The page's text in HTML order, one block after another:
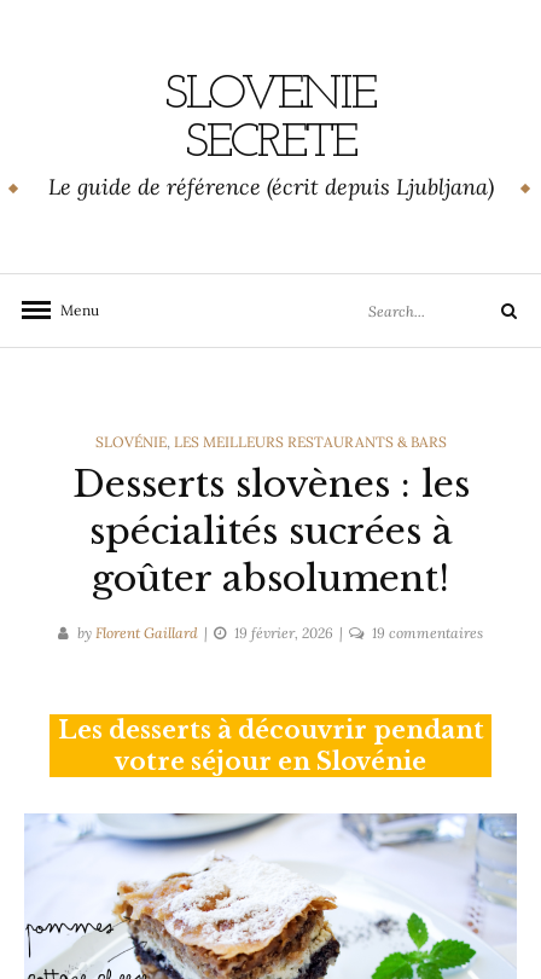
SLOVENIE
SECRETE
Le guide de référence (écrit depuis Ljubljana)
Menu
for:
Search
CATEGORIES
SLOVÉNIE, LES MEILLEURS RESTAURANTS & BARS
Desserts slovènes : les
spécialités sucrées à
goûter absolument!
by Florent Gaillard 19 février, 2026 19 commentairessur
:
les
à
Les desserts à découvrir pendant
votre séjour en Slovénie